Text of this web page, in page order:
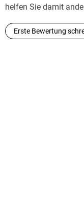
helfen Sie damit
Erste Bewertung